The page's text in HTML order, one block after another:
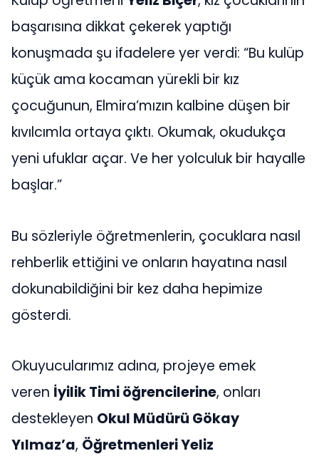
başarısına dikkat çekerek yaptığı
konuşmada şu ifadelere yer verdi: “Bu kulüp
küçük ama kocaman yürekli bir kız
çocuğunun, Elmira’mızın kalbine düşen bir
kıvılcımla ortaya çıktı. Okumak, okudukça
yeni ufuklar açar. Ve her yolculuk bir hayalle
başlar.”
Bu sözleriyle öğretmenlerin, çocuklara nasıl
rehberlik ettiğini ve onların hayatına nasıl
dokunabildiğini bir kez daha hepimize
gösterdi.
Okuyucularımız adına, projeye emek
veren İyilik Timi öğrencilerine, onları
destekleyen Okul Müdürü Gökay
Yılmaz’a, Öğretmenleri Yeliz